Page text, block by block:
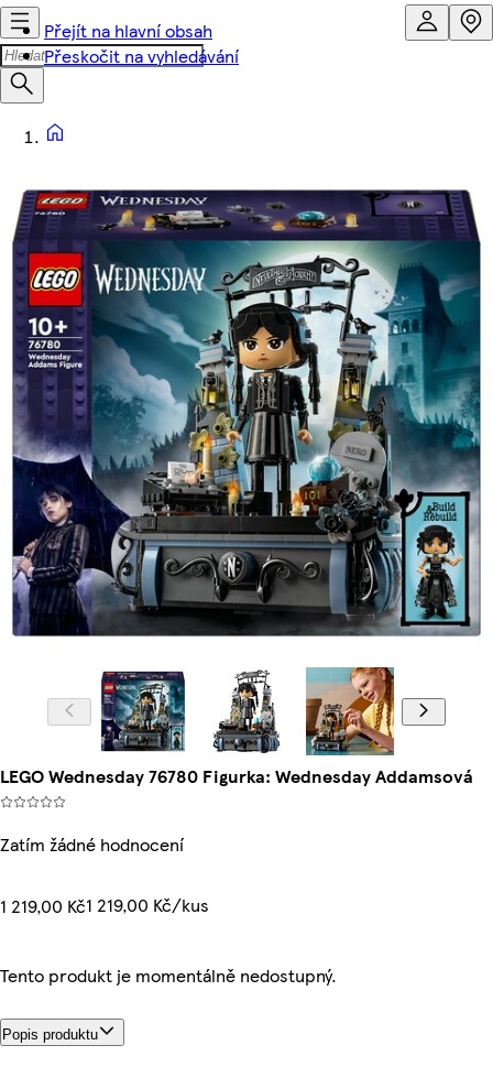
Přejít na hlavní obsah
Přeskočit na vyhledávání
LEGO Wednesday 76780 Figurka: Wednesday Addamsová
Zatím žádné hodnocení
1 219,00 Kč1 219,00 Kč/kus
Tento produkt je momentálně nedostupný.
Popis produktu